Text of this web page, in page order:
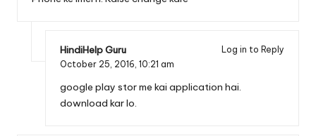
HindiHelp Guru
Log in to Reply
October 25, 2016, 10:21 am
google play stor me kai application hai.
download kar lo.